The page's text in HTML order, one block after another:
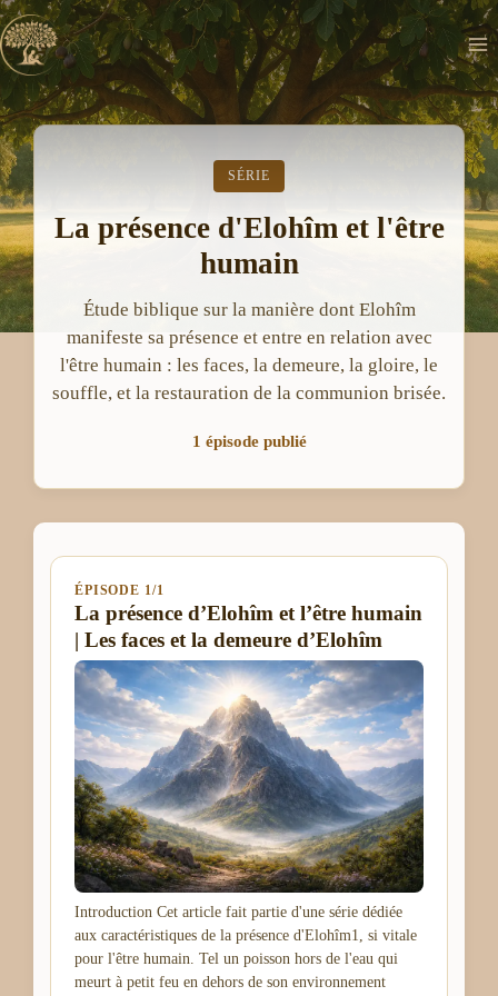
Aller
au
contenu
SÉRIE
La présence d'Elohîm et l'être
humain
Étude biblique sur la manière dont Elohîm
manifeste sa présence et entre en relation avec
l'être humain : les faces, la demeure, la gloire, le
souffle, et la restauration de la communion brisée.
1 épisode publié
ÉPISODE 1/1
La présence d’Elohîm et l’être humain
| Les faces et la demeure d’Elohîm
Introduction Cet article fait partie d'une série dédiée
aux caractéristiques de la présence d'Elohîm1, si vitale
pour l'être humain. Tel un poisson hors de l'eau qui
meurt à petit feu en dehors de son environnement